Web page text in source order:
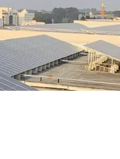
English
Deutsch
español
日本語